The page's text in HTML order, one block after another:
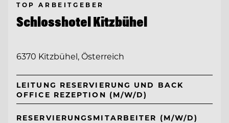
TOP ARBEITGEBER
Schlosshotel Kitzbühel
6370 Kitzbühel, Österreich
LEITUNG RESERVIERUNG UND BACK
OFFICE REZEPTION (M/W/D)
RESERVIERUNGSMITARBEITER (M/W/D)